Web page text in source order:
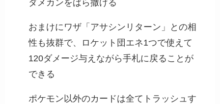
ダメカンをばら撒ける
おまけにワザ「アサシンリターン」との相
性も抜群で、ロケット団エネ1つで使えて
120ダメージ与えながら手札に戻ることが
できる
ポケモン以外のカードは全てトラッシュす